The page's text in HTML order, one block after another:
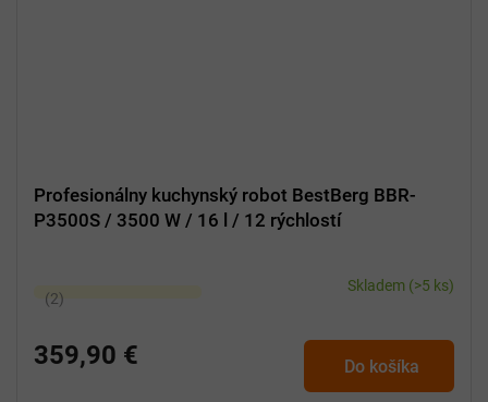
Profesionálny kuchynský robot BestBerg BBR-
P3500S / 3500 W / 16 l / 12 rýchlostí
Priemerné
produktu
Skladem (>5 ks)
359,90 € Do košíka